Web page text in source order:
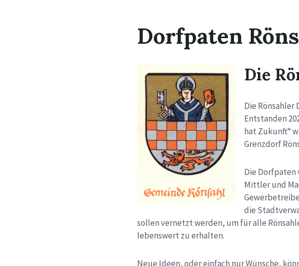
Dorfpaten
Die
Die Rönsahler
Entstanden
hat Zukunft“
Grenzdorf
Die Dorfpaten
Mittler und
die
sollen vernetzt werden, um für alle
lebenswert zu erhalten.
Neue Ideen, oder einfach nur Wünsche,